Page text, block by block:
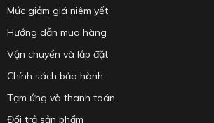
Mức giảm giá niêm yết
Hướng dẫn mua hàng
Vận chuyển và lắp đặt
Chính sách bảo hành
Tạm ứng và thanh toán
Đổi trả sản phẩm